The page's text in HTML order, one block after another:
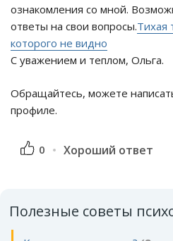
ознакомления со мной.
ответы на свои вопросы.Тихая
которого не видно
С уважением и теплом, Ольга.
Обращайтесь, можете
профиле.
0 Хороший ответ
Полезные советы